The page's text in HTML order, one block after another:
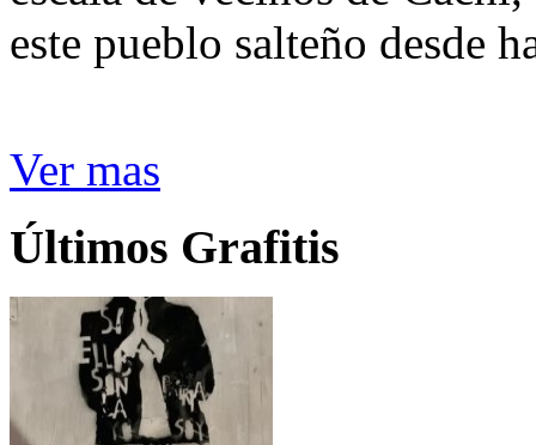
este pueblo salteño desde
Ver mas
Últimos Grafitis